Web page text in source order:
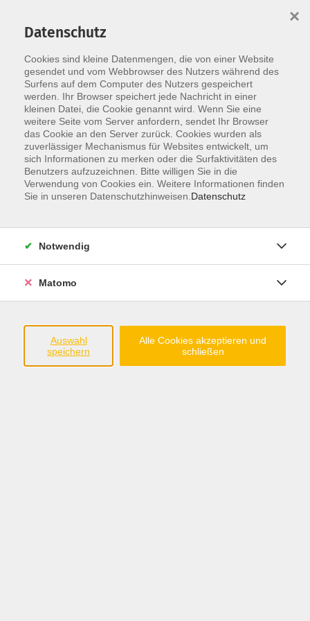
Skip to main content
Die Kategorie konnte nicht gefunden werden.
Landesgeschäftsstelle
Katholische Erwachsenenbildung
Gerberstr. 26
30169 Hannover
Mail
info@keb-nds.de
Datenschutz
Cookies sind kleine Datenmengen, die von einer Website
gesendet und vom Webbrowser des Nutzers während des
Surfens auf dem Computer des Nutzers gespeichert
werden. Ihr Browser speichert jede Nachricht in einer
kleinen Datei, die Cookie genannt wird. Wenn Sie eine
weitere Seite vom Server anfordern, sendet Ihr Browser
das Cookie an den Server zurück. Cookies wurden als
zuverlässiger Mechanismus für Websites entwickelt, um
sich Informationen zu merken oder die Surfaktivitäten des
Benutzers aufzuzeichnen. Bitte willigen Sie in die
Verwendung von Cookies ein. Weitere Informationen finden
Sie in unseren Datenschutzhinweisen. Datenschutz
×
Notwendig
Matomo
Auswahl
speichern
Alle Cookies akzeptieren und
schließen